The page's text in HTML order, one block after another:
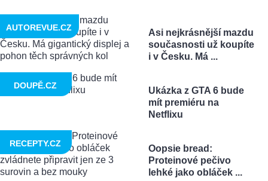
Asi nejkrásnější mazdu
současnosti už koupíte
i v Česku. Má ...
AUTOREVUE.CZ
Ukázka z GTA 6 bude
mít premiéru na
Netflixu
DOUPĚ.CZ
Oopsie bread:
Proteinové pečivo
lehké jako obláček ...
RECEPTY.CZ